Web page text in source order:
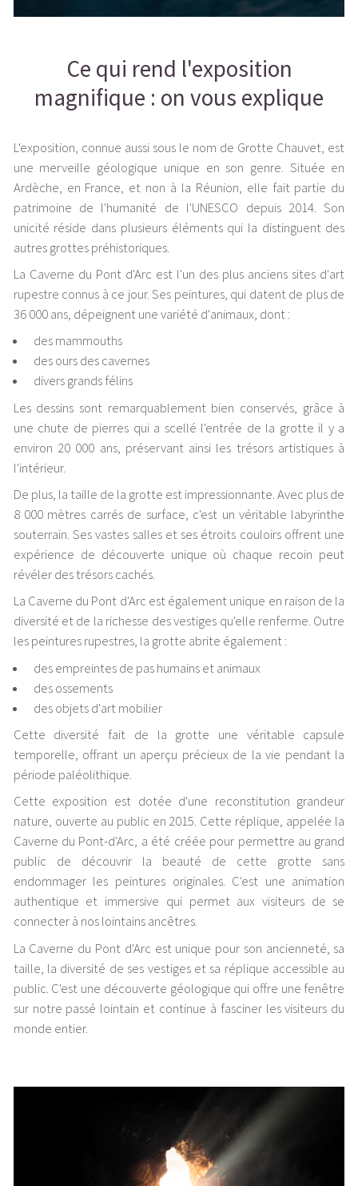
Ce qui rend l'exposition
magnifique : on vous explique
L'exposition, connue aussi sous le nom de Grotte Chauvet, est
une merveille géologique unique en son genre. Située en
Ardèche, en France, et non à la Réunion, elle fait partie du
patrimoine de l'humanité de l'UNESCO depuis 2014. Son
unicité réside dans plusieurs éléments qui la distinguent des
autres grottes préhistoriques.
La Caverne du Pont d'Arc est l'un des plus anciens sites d'art
rupestre connus à ce jour. Ses peintures, qui datent de plus de
36 000 ans, dépeignent une variété d'animaux, dont :
des mammouths
des ours des cavernes
divers grands félins
Les dessins sont remarquablement bien conservés, grâce à
une chute de pierres qui a scellé l'entrée de la grotte il y a
environ 20 000 ans, préservant ainsi les trésors artistiques à
l'intérieur.
De plus, la taille de la grotte est impressionnante. Avec plus de
8 000 mètres carrés de surface, c'est un véritable labyrinthe
souterrain. Ses vastes salles et ses étroits couloirs offrent une
expérience de découverte unique où chaque recoin peut
révéler des trésors cachés.
La Caverne du Pont d'Arc est également unique en raison de la
diversité et de la richesse des vestiges qu'elle renferme. Outre
les peintures rupestres, la grotte abrite également :
des empreintes de pas humains et animaux
des ossements
des objets d'art mobilier
Cette diversité fait de la grotte une véritable capsule
temporelle, offrant un aperçu précieux de la vie pendant la
période paléolithique.
Cette exposition est dotée d'une reconstitution grandeur
nature, ouverte au public en 2015. Cette réplique, appelée la
Caverne du Pont-d'Arc, a été créée pour permettre au grand
public de découvrir la beauté de cette grotte sans
endommager les peintures originales. C'est une animation
authentique et immersive qui permet aux visiteurs de se
connecter à nos lointains ancêtres.
La Caverne du Pont d'Arc est unique pour son ancienneté, sa
taille, la diversité de ses vestiges et sa réplique accessible au
public. C'est une découverte géologique qui offre une fenêtre
sur notre passé lointain et continue à fasciner les visiteurs du
monde entier.